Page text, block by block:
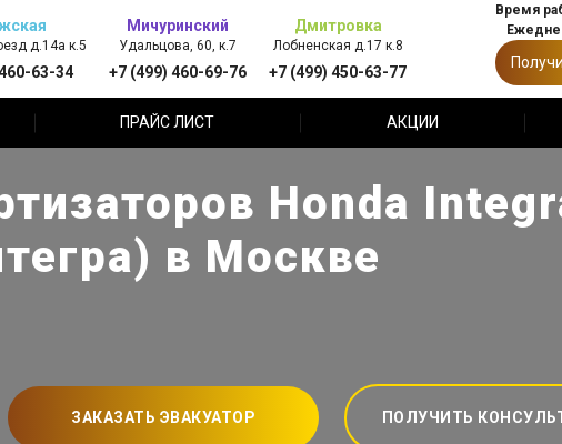
д.14а к.5
63-34
Мичуринский
Удальцова, 60, к.7
+7 (499) 460-69-76
Дмитровка
Лобненская д.17 к.8
+7 (499) 450-63-77
Время
ПРАЙС ЛИСТ АКЦИИ
Honda
в Москве
ЗАКАЗАТЬ ЭВАКУАТОР ПОЛУЧИТЬ